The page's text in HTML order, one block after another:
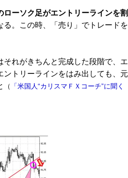
ローソク足がエントリーラインを割
る。この時、「売り」でトレードを
れがきちんと完成した段階で、エ
トリーラインをはみ出しても、元
（
「米国人“カリスマＦＸコーチ”に聞く